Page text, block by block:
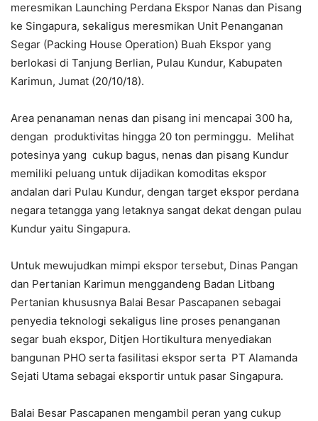
meresmikan Launching Perdana Ekspor Nanas dan Pisang
ke Singapura, sekaligus meresmikan Unit Penanganan
Segar (Packing House Operation) Buah Ekspor yang
berlokasi di Tanjung Berlian, Pulau Kundur, Kabupaten
Karimun, Jumat (20/10/18).
Area penanaman nenas dan pisang ini mencapai 300 ha,
dengan produktivitas hingga 20 ton perminggu. Melihat
potesinya yang cukup bagus, nenas dan pisang Kundur
memiliki peluang untuk dijadikan komoditas ekspor
andalan dari Pulau Kundur, dengan target ekspor perdana
negara tetangga yang letaknya sangat dekat dengan pulau
Kundur yaitu Singapura.
Untuk mewujudkan mimpi ekspor tersebut, Dinas Pangan
dan Pertanian Karimun menggandeng Badan Litbang
Pertanian khususnya Balai Besar Pascapanen sebagai
penyedia teknologi sekaligus line proses penanganan
segar buah ekspor, Ditjen Hortikultura menyediakan
bangunan PHO serta fasilitasi ekspor serta PT Alamanda
Sejati Utama sebagai eksportir untuk pasar Singapura.
Balai Besar Pascapanen mengambil peran yang cukup